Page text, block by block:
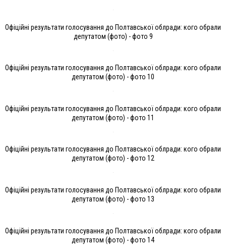
Офіційні результати голосування до Полтавської облради: кого обрали
депутатом (фото) - фото 9
Офіційні результати голосування до Полтавської облради: кого обрали
депутатом (фото) - фото 10
Офіційні результати голосування до Полтавської облради: кого обрали
депутатом (фото) - фото 11
Офіційні результати голосування до Полтавської облради: кого обрали
депутатом (фото) - фото 12
Офіційні результати голосування до Полтавської облради: кого обрали
депутатом (фото) - фото 13
Офіційні результати голосування до Полтавської облради: кого обрали
депутатом (фото) - фото 14